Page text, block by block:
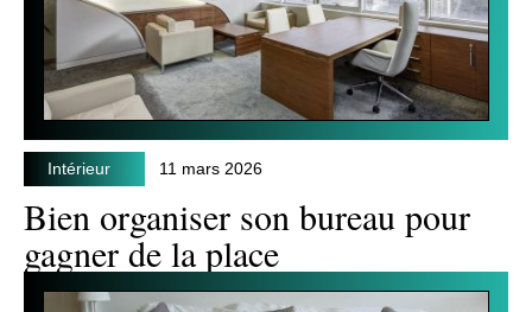
Intérieur 11 mars 2026
Bien organiser son bureau pour
gagner de la place